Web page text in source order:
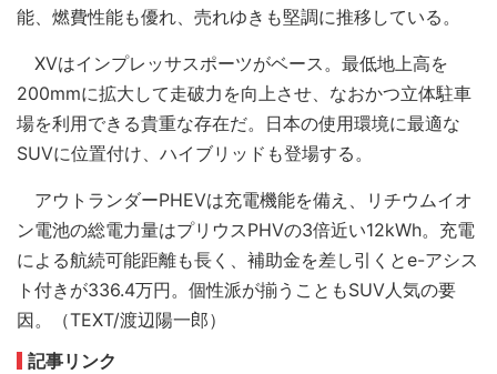
能、燃費性能も優れ、売れゆきも堅調に推移している。
XVはインプレッサスポーツがベース。最低地上高を
200mmに拡大して走破力を向上させ、なおかつ立体駐車
場を利用できる貴重な存在だ。日本の使用環境に最適な
SUVに位置付け、ハイブリッドも登場する。
アウトランダーPHEVは充電機能を備え、リチウムイオ
ン電池の総電力量はプリウスPHVの3倍近い12kWh。充電
による航続可能距離も長く、補助金を差し引くとe-アシス
ト付きが336.4万円。個性派が揃うこともSUV人気の要
因。（TEXT/渡辺陽一郎）
記事リンク